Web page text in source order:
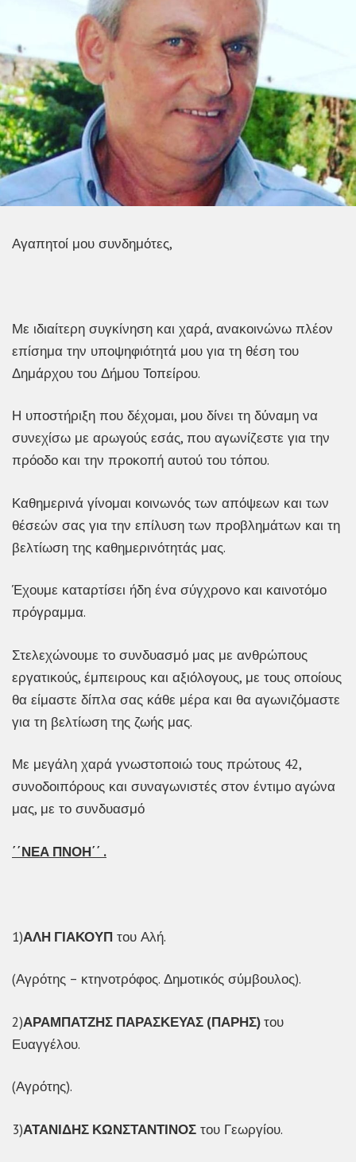
Αγαπητοί μου συνδημότες,
Με ιδιαίτερη συγκίνηση και χαρά, ανακοινώνω πλέον
επίσημα την υποψηφιότητά μου για τη θέση του
Δημάρχου του Δήμου Τοπείρου.
Η υποστήριξη που δέχομαι, μου δίνει τη δύναμη να
συνεχίσω με αρωγούς εσάς, που αγωνίζεστε για την
πρόοδο και την προκοπή αυτού του τόπου.
Καθημερινά γίνομαι κοινωνός των απόψεων και των
θέσεών σας για την επίλυση των προβλημάτων και τη
βελτίωση της καθημερινότητάς μας.
Έχουμε καταρτίσει ήδη ένα σύγχρονο και καινοτόμο
πρόγραμμα.
Στελεχώνουμε το συνδυασμό μας με ανθρώπους
εργατικούς, έμπειρους και αξιόλογους, με τους οποίους
θα είμαστε δίπλα σας κάθε μέρα και θα αγωνιζόμαστε
για τη βελτίωση της ζωής μας.
Με μεγάλη χαρά γνωστοποιώ τους πρώτους 42,
συνοδοιπόρους και συναγωνιστές στον έντιμο αγώνα
μας, με το συνδυασμό
΄΄ΝΕΑ ΠΝΟΗ΄΄ .
1)ΑΛΗ ΓΙΑΚΟΥΠ του Αλή.
(Αγρότης – κτηνοτρόφος. Δημοτικός σύμβουλος).
2)ΑΡΑΜΠΑΤΖΗΣ ΠΑΡΑΣΚΕΥΑΣ (ΠΑΡΗΣ)του
Ευαγγέλου.
(Αγρότης).
3)ΑΤΑΝΙΔΗΣ ΚΩΝΣΤΑΝΤΙΝΟΣ του Γεωργίου.